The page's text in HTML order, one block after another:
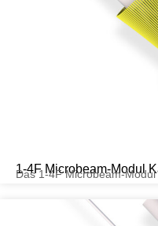
1-4F Microbeam-Modul
Das 1-4F Microbeam-